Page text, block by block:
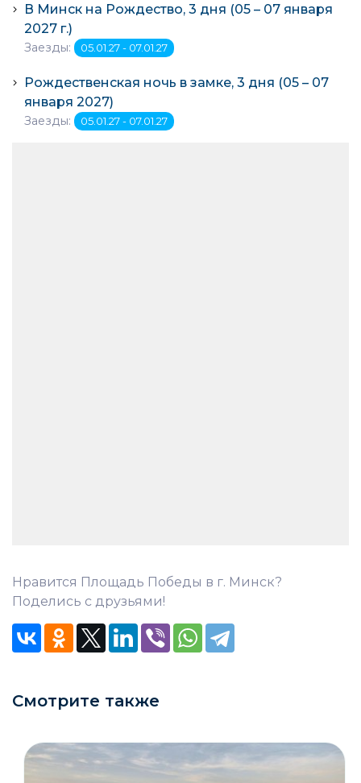
В Минск на Рождество, 3 дня (05 – 07 января
2027 г.)
Заезды: 05.01.27 - 07.01.27
Рождественская ночь в замке, 3 дня (05 – 07
января 2027)
Заезды: 05.01.27 - 07.01.27
Нравится Площадь Победы в г. Минск?
Поделись с друзьями!
Смотрите также